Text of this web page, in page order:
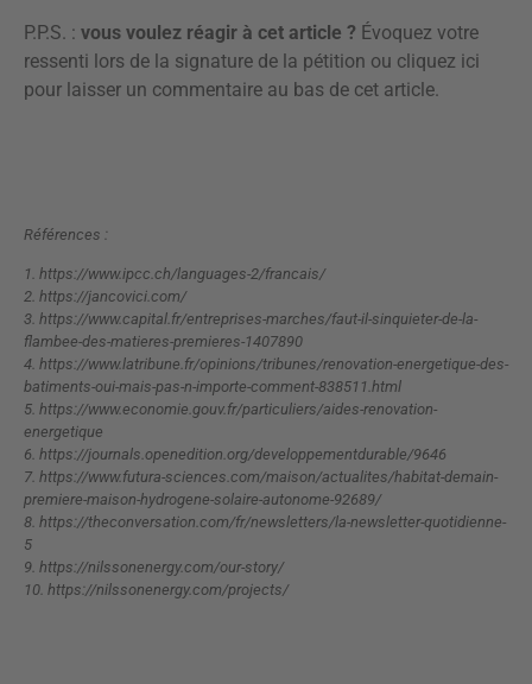
P.P.S. : vous voulez réagir à cet article ? Évoquez votre
ressenti lors de la signature de la pétition ou cliquez ici
pour laisser un commentaire au bas de cet article.
Références :
1. https://www.ipcc.ch/languages-2/francais/
2. https://jancovici.com/
3. https://www.capital.fr/entreprises-marches/faut-il-sinquieter-de-la-
flambee-des-matieres-premieres-1407890
4. https://www.latribune.fr/opinions/tribunes/renovation-energetique-des-
batiments-oui-mais-pas-n-importe-comment-838511.html
5. https://www.economie.gouv.fr/particuliers/aides-renovation-
energetique
6. https://journals.openedition.org/developpementdurable/9646
7. https://www.futura-sciences.com/maison/actualites/habitat-demain-
premiere-maison-hydrogene-solaire-autonome-92689/
8. https://theconversation.com/fr/newsletters/la-newsletter-quotidienne-
5
9. https://nilssonenergy.com/our-story/
10. https://nilssonenergy.com/projects/